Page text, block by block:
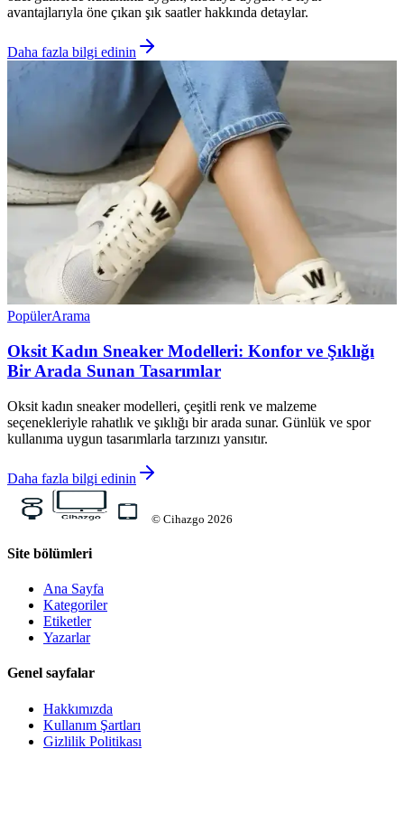
avantajlarıyla öne çıkan şık saatler hakkında detaylar.
Daha fazla bilgi edinin
PopülerArama
Oksit Kadın Sneaker Modelleri: Konfor ve Şıklığı
Bir Arada Sunan Tasarımlar
Oksit kadın sneaker modelleri, çeşitli renk ve malzeme
seçenekleriyle rahatlık ve şıklığı bir arada sunar. Günlük ve spor
kullanıma uygun tasarımlarla tarzınızı yansıtır.
Daha fazla bilgi edinin
© Cihazgo 2026
Site bölümleri
Ana Sayfa
Kategoriler
Etiketler
Yazarlar
Genel sayfalar
Hakkımızda
Kullanım Şartları
Gizlilik Politikası